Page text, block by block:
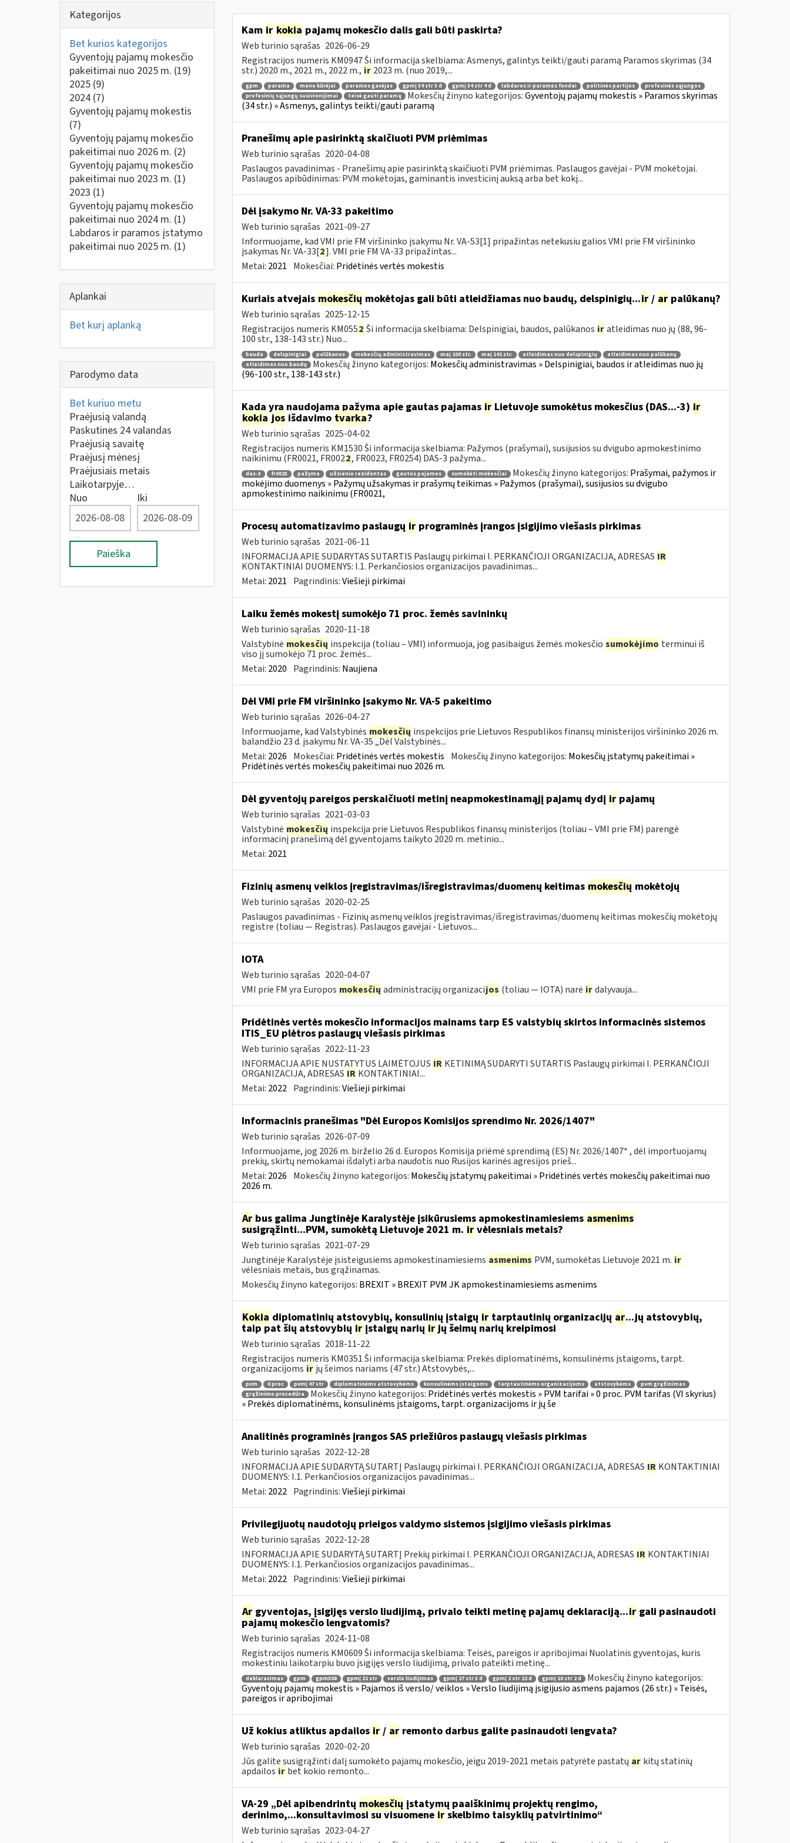
Kategorijos
Bet kurios kategorijos
Gyventojų pajamų mokesčio
pakeitimai nuo 2025 m. (19)
2025 (9)
2024 (7)
Gyventojų pajamų mokestis
(7)
Gyventojų pajamų mokesčio
pakeitimai nuo 2026 m. (2)
Gyventojų pajamų mokesčio
pakeitimai nuo 2023 m. (1)
2023 (1)
Gyventojų pajamų mokesčio
pakeitimai nuo 2024 m. (1)
Labdaros ir paramos įstatymo
pakeitimai nuo 2025 m. (1)
Aplankai
Bet kurį aplanką
Parodymo data
Bet kuriuo metu
Praėjusią valandą
Paskutines 24 valandas
Praėjusią savaitę
Praėjusį mėnesį
Praėjusiais metais
Laikotarpyje…
Nuo
Iki
Paieška
Kam ir kokia pajamų mokesčio dalis gali būti paskirta?
Web turinio sąrašas 2026-06-29
Registracijos numeris KM0947 Ši informacija skelbiama: Asmenys, galintys teikti/gauti paramą Paramos skyrimas (34
str.) 2020 m., 2021 m., 2022 m., ir 2023 m. (nuo 2019,...
gpm parama meno kūrėjai paramos gavėjas gpmį 34 str 3 d gpmį 34 str 4 d labdaros ir paramos fondai politinės partijos
profesinės sąjungos
profesinių sąjungų susivienijimai
teisė gauti paramą Mokesčių žinyno kategorijos:Gyventojų pajamų mokestis » Paramos skyrimas
(34 str.) » Asmenys, galintys teikti/gauti paramą
Pranešimų apie pasirinktą skaičiuoti PVM priėmimas
Web turinio sąrašas 2020-04-08
Paslaugos pavadinimas - Pranešimų apie pasirinktą skaičiuoti PVM priėmimas. Paslaugos gavėjai - PVM mokėtojai.
Paslaugos apibūdinimas: PVM mokėtojas, gaminantis investicinį auksą arba bet kokį...
Dėl įsakymo Nr. VA-33 pakeitimo
Web turinio sąrašas 2021-09-27
Informuojame, kad VMI prie FM viršininko įsakymu Nr. VA-53[1] pripažintas netekusiu galios VMI prie FM viršininko
įsakymas Nr. VA-33[2]. VMI prie FM VA-33 pripažintas...
Metai: 2021 Mokesčiai: Pridėtinės vertės mokestis
Kuriais atvejais mokesčių mokėtojas gali būti atleidžiamas nuo baudų, delspinigių...ir/ arpalūkanų?
Web turinio sąrašas 2025-12-15
Registracijos numeris KM0552 Ši informacija skelbiama: Delspinigiai, baudos, palūkanos ir atleidimas nuo jų (88, 96-
100 str., 138-143 str.) Nuo...
bauda delspinigiai palūkanos mokesčių administravimas maį 100 str. maį 141 str. atleidimas nuo delspinigių
atleidimas nuo palūkanų
atleidimas nuo baudų
Mokesčių žinyno kategorijos: Mokesčių administravimas » Delspinigiai, baudos ir atleidimas nuo jų
(96-100 str., 138-143 str.)
Kada yra naudojama pažyma apie gautas pajamas irLietuvoje sumokėtus mokesčius (DAS...-3) ir
kokia jos išdavimo tvarka?
Web turinio sąrašas 2025-04-02
Registracijos numeris KM1530 Ši informacija skelbiama: Pažymos (prašymai), susijusios su dvigubo apmokestinimo
naikinimu (FR0021, FR0022, FR0023, FR0254) DAS-3 pažyma...
das-3 fr0023 pažyma užsienio rezidentas gautos pajamos sumokėti mokesčiai Mokesčių žinyno kategorijos: Prašymai, pažymos ir
mokėjimo duomenys » Pažymų užsakymas ir prašymų teikimas » Pažymos (prašymai), susijusios su dvigubo
apmokestinimo naikinimu (FR0021,
Procesų automatizavimo paslaugų irprograminės įrangos įsigijimo viešasis pirkimas
Web turinio sąrašas 2021-06-11
INFORMACIJA APIE SUDARYTAS SUTARTIS Paslaugų pirkimai I. PERKANČIOJI ORGANIZACIJA, ADRESAS IR
KONTAKTINIAI DUOMENYS: I.1. Perkančiosios organizacijos pavadinimas...
Metai: 2021 Pagrindinis:Viešieji pirkimai
Laiku žemės mokestį sumokėjo 71 proc. žemės savininkų
Web turinio sąrašas 2020-11-18
Valstybinė mokesčių inspekcija (toliau – VMI) informuoja, jog pasibaigus žemės mokesčio sumokėjimo terminui iš
viso jį sumokėjo 71 proc. žemės...
Metai: 2020 Pagrindinis: Naujiena
Dėl VMI prie FM viršininko įsakymo Nr. VA-5 pakeitimo
Web turinio sąrašas 2026-04-27
Informuojame, kad Valstybinės mokesčių inspekcijos prie Lietuvos Respublikos finansų ministerijos viršininko 2026 m.
balandžio 23 d. įsakymu Nr. VA-35 „Dėl Valstybinės...
Metai: 2026 Mokesčiai: Pridėtinės vertės mokestis Mokesčių žinyno kategorijos: Mokesčių įstatymų pakeitimai »
Pridėtinės vertės mokesčių pakeitimai nuo 2026 m.
Dėl gyventojų pareigos perskaičiuoti metinį neapmokestinamąjį pajamų dydį irpajamų
Web turinio sąrašas 2021-03-03
Valstybinė mokesčių inspekcija prie Lietuvos Respublikos finansų ministerijos (toliau – VMI prie FM) parengė
informacinį pranešimą dėl gyventojams taikyto 2020 m. metinio...
Metai: 2021
Fizinių asmenų veiklos įregistravimas/išregistravimas/duomenų keitimas mokesčių mokėtojų
Web turinio sąrašas 2020-02-25
Paslaugos pavadinimas - Fizinių asmenų veiklos įregistravimas/išregistravimas/duomenų keitimas mokesčių mokėtojų
registre (toliau — Registras). Paslaugos gavėjai - Lietuvos...
IOTA
Web turinio sąrašas 2020-04-07
VMI prie FM yra Europos mokesčių administracijų organizacijos (toliau — IOTA) narė ir dalyvauja...
Pridėtinės vertės mokesčio informacijos mainams tarp ES valstybių skirtos informacinės sistemos
ITIS_EU plėtros paslaugų viešasis pirkimas
Web turinio sąrašas 2022-11-23
INFORMACIJA APIE NUSTATYTUS LAIMĖTOJUS IR KETINIMĄ SUDARYTI SUTARTIS Paslaugų pirkimai I. PERKANČIOJI
ORGANIZACIJA, ADRESAS IR KONTAKTINIAI...
Metai: 2022 Pagrindinis:Viešieji pirkimai
Informacinis pranešimas "Dėl Europos Komisijos sprendimo Nr. 2026/1407"
Web turinio sąrašas 2026-07-09
Informuojame, jog 2026 m. birželio 26 d. Europos Komisija priėmė sprendimą (ES) Nr. 2026/1407* , dėl importuojamų
prekių, skirtų nemokamai išdalyti arba naudotis nuo Rusijos karinės agresijos prieš...
Metai: 2026 Mokesčių žinyno kategorijos: Mokesčių įstatymų pakeitimai » Pridėtinės vertės mokesčių pakeitimai nuo
2026 m.
Arbus galima Jungtinėje Karalystėje įsikūrusiems apmokestinamiesiems asmenims
susigrąžinti...PVM, sumokėtą Lietuvoje 2021 m. irvėlesniais metais?
Web turinio sąrašas 2021-07-29
Jungtinėje Karalystėje įsisteigusiems apmokestinamiesiems asmenims PVM, sumokėtas Lietuvoje 2021 m. ir
vėlesniais metais, bus grąžinamas.
Mokesčių žinyno kategorijos: BREXIT » BREXIT PVM JK apmokestinamiesiems asmenims
Kokia diplomatinių atstovybių, konsulinių įstaigų irtarptautinių organizacijų ar...jų atstovybių,
taip pat šių atstovybių irįstaigų narių irjų šeimų narių kreipimosi
Web turinio sąrašas 2018-11-22
Registracijos numeris KM0351 Ši informacija skelbiama: Prekės diplomatinėms, konsulinėms įstaigoms, tarpt.
organizacijoms ir jų šeimos nariams (47 str.) Atstovybės,...
pvm 0 proc pvmį 47 str diplomatinėms atstovybėms konsulinėms įstaigoms tarptautinėms organizacijoms atstovybėms
pvm grąžinimas
grąžinimo procedūra
Mokesčių žinyno kategorijos: Pridėtinės vertės mokestis » PVM tarifai » 0 proc. PVM tarifas (VI skyrius)
» Prekės diplomatinėms, konsulinėms įstaigoms, tarpt. organizacijoms ir jų še
Analitinės programinės įrangos SAS priežiūros paslaugų viešasis pirkimas
Web turinio sąrašas 2022-12-28
INFORMACIJA APIE SUDARYTĄ SUTARTĮ Paslaugų pirkimai I. PERKANČIOJI ORGANIZACIJA, ADRESAS IR KONTAKTINIAI
DUOMENYS: I.1. Perkančiosios organizacijos pavadinimas...
Metai: 2022 Pagrindinis:Viešieji pirkimai
Privilegijuotų naudotojų prieigos valdymo sistemos įsigijimo viešasis pirkimas
Web turinio sąrašas 2022-12-28
INFORMACIJA APIE SUDARYTĄ SUTARTĮ Prekių pirkimai I. PERKANČIOJI ORGANIZACIJA, ADRESAS IR KONTAKTINIAI
DUOMENYS: I.1. Perkančiosios organizacijos pavadinimas...
Metai: 2022 Pagrindinis:Viešieji pirkimai
Argyventojas, įsigijęs verslo liudijimą, privalo teikti metinę pajamų deklaraciją...irgali pasinaudoti
pajamų mokesčio lengvatomis?
Web turinio sąrašas 2024-11-08
Registracijos numeris KM0609 Ši informacija skelbiama: Teisės, pareigos ir apribojimai Nuolatinis gyventojas, kuris
mokestiniu laikotarpiu buvo įsigijęs verslo liudijimą, privalo pateikti metinę...
deklaravimas gpm gpm308 gpmį 21 str verslo liudijimas gpmį 27 str 3 d gpmį 2 str 22 d gpmį 10 str 2 d
Mokesčių žinyno kategorijos:
Gyventojų pajamų mokestis » Pajamos iš verslo/ veiklos » Verslo liudijimą įsigijusio asmens pajamos (26 str.) » Teisės,
pareigos ir apribojimai
Už kokius atliktus apdailos ir/ arremonto darbus galite pasinaudoti lengvata?
Web turinio sąrašas 2020-02-20
Jūs galite susigrąžinti dalį sumokėto pajamų mokesčio, jeigu 2019-2021 metais patyrėte pastatų ar kitų statinių
apdailos ir bet kokio remonto...
VA-29 „Dėl apibendrintų mokesčių įstatymų paaiškinimų projektų rengimo,
derinimo,...konsultavimosi su visuomene irskelbimo taisyklių patvirtinimo“
Web turinio sąrašas 2023-04-27